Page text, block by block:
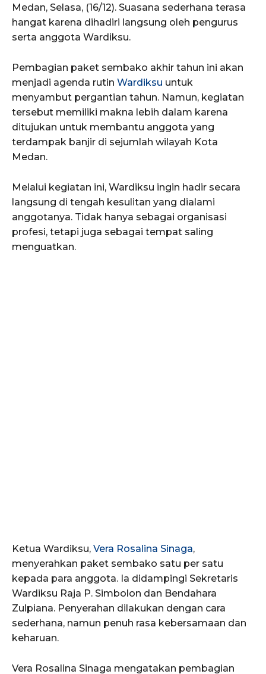
Medan, Selasa, (16/12). Suasana sederhana terasa
hangat karena dihadiri langsung oleh pengurus
serta anggota Wardiksu.
Pembagian paket sembako akhir tahun ini akan
menjadi agenda rutin Wardiksu untuk
menyambut pergantian tahun. Namun, kegiatan
tersebut memiliki makna lebih dalam karena
ditujukan untuk membantu anggota yang
terdampak banjir di sejumlah wilayah Kota
Medan.
Melalui kegiatan ini, Wardiksu ingin hadir secara
langsung di tengah kesulitan yang dialami
anggotanya. Tidak hanya sebagai organisasi
profesi, tetapi juga sebagai tempat saling
menguatkan.
Ketua Wardiksu, Vera Rosalina Sinaga,
menyerahkan paket sembako satu per satu
kepada para anggota. Ia didampingi Sekretaris
Wardiksu Raja P. Simbolon dan Bendahara
Zulpiana. Penyerahan dilakukan dengan cara
sederhana, namun penuh rasa kebersamaan dan
keharuan.
Vera Rosalina Sinaga mengatakan pembagian